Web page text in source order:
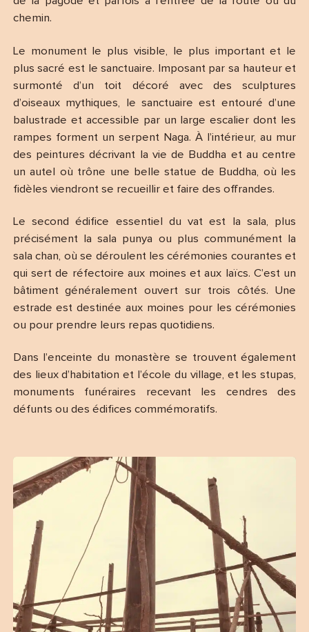
chemin.
Le monument le plus visible, le plus important et le
plus sacré est le sanctuaire. Imposant par sa hauteur et
surmonté d’un toit décoré avec des sculptures
d’oiseaux mythiques, le sanctuaire est entouré d’une
balustrade et accessible par un large escalier dont les
rampes forment un serpent Naga. À l’intérieur, au mur
des peintures décrivant la vie de Buddha et au centre
un autel où trône une belle statue de Buddha, où les
fidèles viendront se recueillir et faire des offrandes.
Le second édifice essentiel du vat est la sala, plus
précisément la sala punya ou plus communément la
sala chan, où se déroulent les cérémonies courantes et
qui sert de réfectoire aux moines et aux laïcs. C’est un
bâtiment généralement ouvert sur trois côtés. Une
estrade est destinée aux moines pour les cérémonies
ou pour prendre leurs repas quotidiens.
Dans l’enceinte du monastère se trouvent également
des lieux d’habitation et l’école du village, et les stupas,
monuments funéraires recevant les cendres des
défunts ou des édifices commémoratifs.